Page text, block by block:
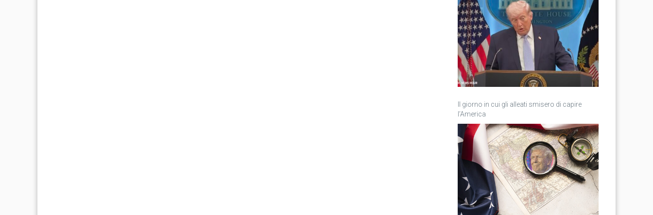
Il giorno in cui gli alleati smisero di capire
l’America